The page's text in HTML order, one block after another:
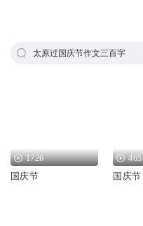
太原过国庆节作文三百字
1726
国庆节
465
国庆节